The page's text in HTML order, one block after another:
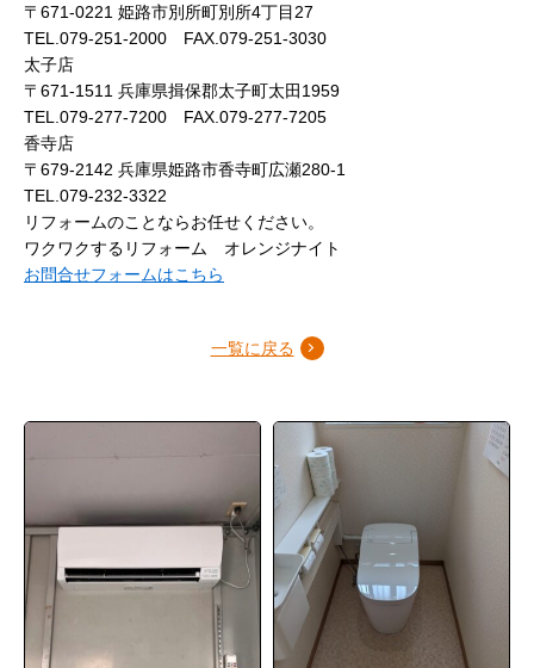
〒671-0221 姫路市別所町別所4丁目27
TEL.079-251-2000 FAX.079-251-3030
太子店
〒671-1511 兵庫県揖保郡太子町太田1959
TEL.079-277-7200 FAX.079-277-7205
香寺店
〒679-2142 兵庫県姫路市香寺町広瀬280-1
TEL.079-232-3322
リフォームのことならお任せください。
ワクワクするリフォーム オレンジナイト
お問合せフォームはこちら
一覧に戻る